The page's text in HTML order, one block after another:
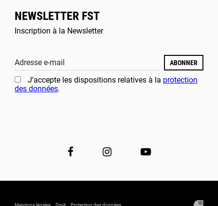
NEWSLETTER FST
Inscription à la Newsletter
Adresse e-mail ABONNER
J’accepte les dispositions relatives à la protection
des données.
Mentions légales Droit Protection des données